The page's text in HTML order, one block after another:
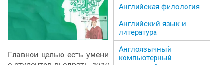
Главной целью есть умени
Английская филология
Английский язык и
литература
Англоязычный
компьютерный